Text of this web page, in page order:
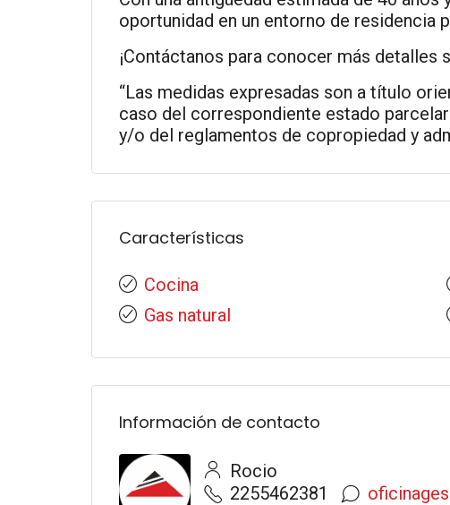
oportunidad en un entorno de residencia
¡Contáctanos para conocer más detalles
“Las medidas expresadas son a título
caso del correspondiente estado
y/o del reglamentos de copropiedad y
Características
Cocina
Gas natural
Información de contacto
Rocio
2255462381